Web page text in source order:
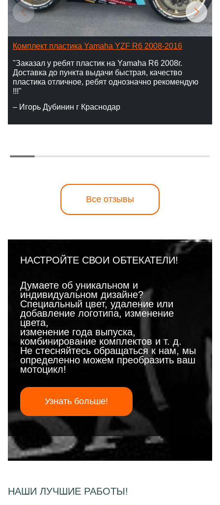
Комплект пластика Yamaha YZF R6 2008-2016
"Заказал у ребят пластик на Yamaha R6 2008г.
Доставка до пункта выдачи быстрая, качество
пластика отличное, ребят однозначно рекомендую
!!!"
– Игорь Дубинин г Краснодар
Все отзывы
НАСТРОЙТЕ СВОИ ОБТЕКАТЕЛИ!
Думаете об уникальном и
индивидуальном дизайне?
Специальный цвет, удаление или
добавление логотипа, изменение
цвета,
изменение года выпуска,
комбинирование комплектов и т. д.
Не стесняйтесь обращаться к нам, мы
определенно можем преобразить ваш
мотоцикл!
Узнать больше!
НАШИ ЛУЧШИЕ РАБОТЫ!